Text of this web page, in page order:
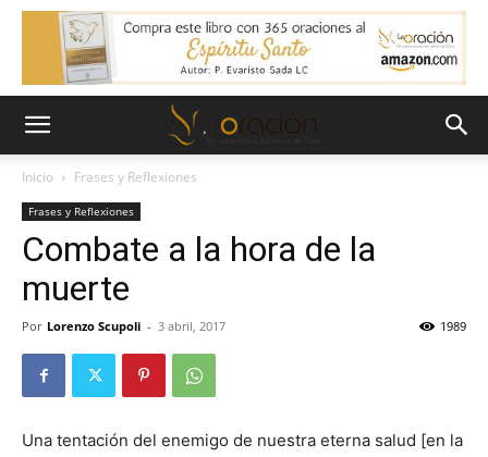
Inicio Frases y Reflexiones
Frases y Reflexiones
Combate a la hora de la
muerte
Por Lorenzo Scupoli - 3 abril, 2017 1989
Una tentación del enemigo de nuestra eterna salud [en la